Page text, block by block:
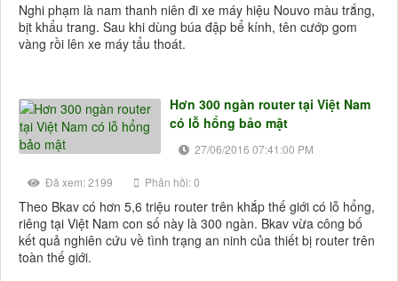
Nghi phạm là nam thanh niên đi xe máy hiệu Nouvo màu trắng,
bịt khẩu trang. Sau khi dùng búa đập bể kính, tên cướp gom
vàng rồi lên xe máy tẩu thoát.
Hơn 300 ngàn router tại Việt Nam
có lỗ hổng bảo mật
27/06/2016 07:41:00 PM
Đã xem: 2199 Phản hồi: 0
Theo Bkav có hơn 5,6 triệu router trên khắp thế giới có lỗ hổng,
riêng tại Việt Nam con số này là 300 ngàn. Bkav vừa công bố
kết quả nghiên cứu về tình trạng an ninh của thiết bị router trên
toàn thế giới.